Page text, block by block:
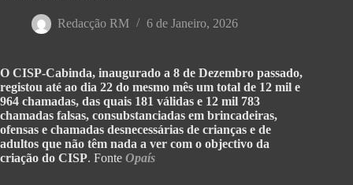
Redacção RM 6 de Janeiro, 2026
O CISP-Cabinda, inaugurado a 8 de Dezembro passado,
registou até ao dia 22 do mesmo mês um total de 12 mil e
964 chamadas, das quais 181 válidas e 12 mil 783
chamadas falsas, consubstanciadas em brincadeiras,
ofensas e chamadas desnecessárias de crianças e de
adultos que não têm nada a ver com o objectivo da
criação do CISP. Fonte Opaís